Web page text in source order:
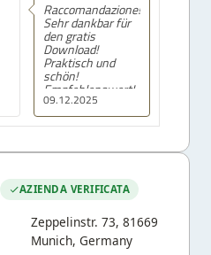
09.12.2025
Raccomandazione!
Sehr dankbar für
den gratis
Download!
Praktisch und
schön!
Empfehlenswert!
AZIENDA VERIFICATA
Zeppelinstr. 73, 81669
Munich, Germany